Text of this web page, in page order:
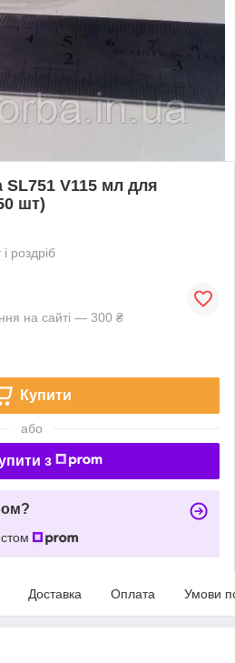
V115 мл для
шт)
роздріб
на сайті — 300 ₴
Купити
або
з
Доставка Оплата Умови